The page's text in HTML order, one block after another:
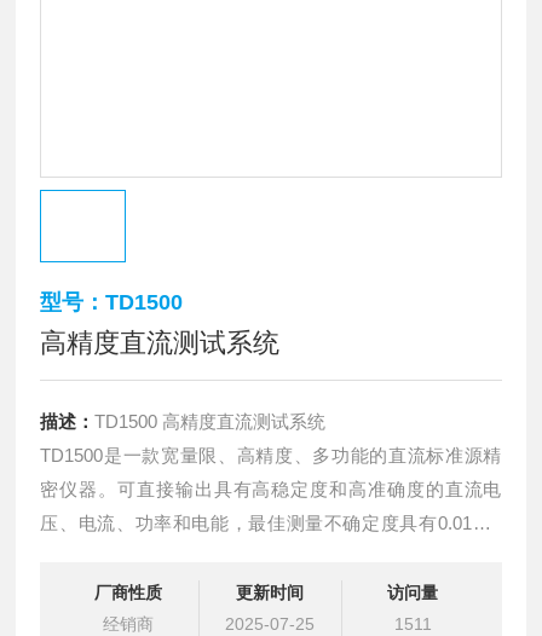
型号：TD1500
高精度直流测试系统
描述：TD1500 高精度直流测试系统
TD1500是一款宽量限、高精度、多功能的直流标准源精
密仪器。可直接输出具有高稳定度和高准确度的直流电
压、电流、功率和电能，最佳测量不确定度具有0.01级 /
直流电测仪表。该设备的技术性能在同类产品中，广泛应
用于电力、计量、军工、制造、科研等各领域建立直流计
厂商性质
经销商
更新时间
2025-07-25
访问量
1511